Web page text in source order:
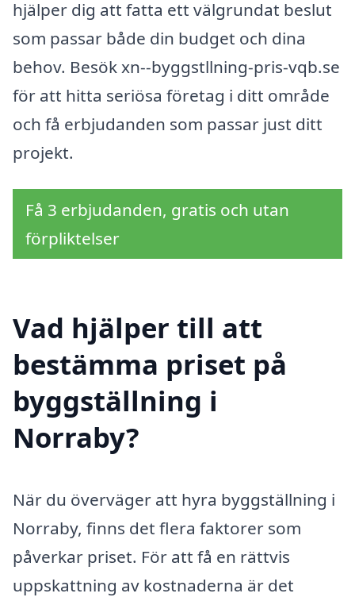
hjälper dig att fatta ett välgrundat beslut
som passar både din budget och dina
behov. Besök xn--byggstllning-pris-vqb.se
för att hitta seriösa företag i ditt område
och få erbjudanden som passar just ditt
projekt.
Få 3 erbjudanden, gratis och utan
förpliktelser
Vad hjälper till att
bestämma priset på
byggställning i
Norraby?
När du överväger att hyra byggställning i
Norraby, finns det flera faktorer som
påverkar priset. För att få en rättvis
uppskattning av kostnaderna är det